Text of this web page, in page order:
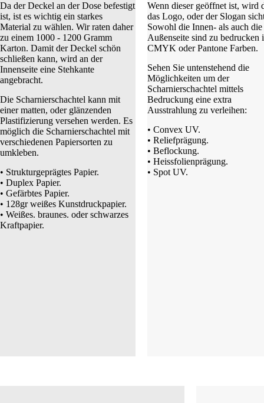
Da der Deckel an der Dose befestigt
ist, ist es wichtig ein starkes
Material zu wählen. Wir raten daher
zu einem 1000 - 1200 Gramm
Karton. Damit der Deckel schön
schließen kann, wird an der
Innenseite eine Stehkante
angebracht.
Die Scharnierschachtel kann mit
einer matten, oder glänzenden
Plastifizierung versehen werden. Es
möglich die Scharnierschachtel mit
verschiedenen Papiersorten zu
umkleben.
• Strukturgeprägtes Papier.
• Duplex Papier.
• Gefärbtes Papier.
• 128gr weißes Kunstdruckpapier.
• Weißes. braunes. oder schwarzes
Kraftpapier.
Wenn dieser geöffnet ist, wird
das Logo, oder der Slogan
Sowohl die Innen- als auch die
Außenseite sind zu bedrucken
CMYK oder Pantone Farben.
Sehen Sie untenstehend die
Möglichkeiten um der
Scharnierschachtel mittels
Bedruckung eine extra
Ausstrahlung zu verleihen:
• Convex UV.
• Reliefprägung.
• Beflockung.
• Heissfolienprägung.
• Spot UV.